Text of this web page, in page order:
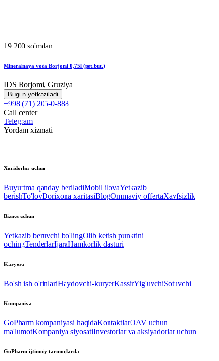
19 200 so'mdan
Mineralnaya voda Borjomi 0,75l (pet.but.)
IDS Borjomi, Gruziya
Bugun yetkaziladi
+998 (71) 205-0-888
Call center
Telegram
Yordam xizmati
Xaridorlar uchun
Buyurtma qanday beriladiMobil ilovaYetkazib
berishTo'lovDorixona xaritasiBlogOmmaviy offertaXavfsizlik
Biznes uchun
Yetkazib beruvchi bo'lingOlib ketish punktini
ochingTenderlarIjaraHamkorlik dasturi
Karyera
Bo'sh ish o'rinlariHaydovchi-kuryerKassirYig'uvchiSotuvchi
Kompaniya
GoPharm kompaniyasi haqidaKontaktlarOAV uchun
ma'lumotKompaniya siyosatiInvestorlar va aksiyadorlar uchun
GoPharm ijtimoiy tarmoqlarda